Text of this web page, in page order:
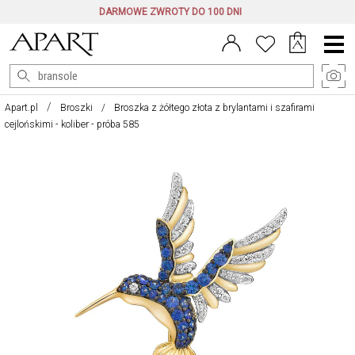
DARMOWE ZWROTY DO 100 DNI
Menu
główne
Apart.pl Broszki
Broszka z żółtego złota z brylantami i szafirami
cejlońskimi - koliber - próba 585